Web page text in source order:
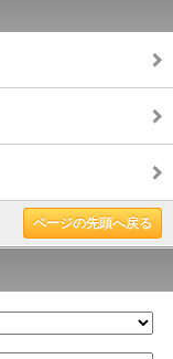
ページの先頭へ戻る